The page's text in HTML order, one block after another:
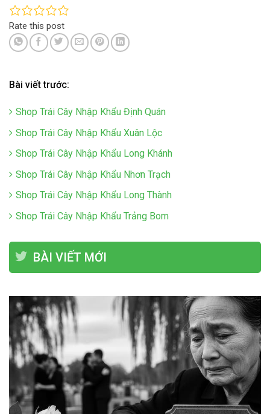
Rate this post
Bài viết trước:
Shop Trái Cây Nhập Khẩu Định Quán
Shop Trái Cây Nhập Khẩu Xuân Lộc
Shop Trái Cây Nhập Khẩu Long Khánh
Shop Trái Cây Nhập Khẩu Nhơn Trạch
Shop Trái Cây Nhập Khẩu Long Thành
Shop Trái Cây Nhập Khẩu Trảng Bom
BÀI VIẾT MỚI